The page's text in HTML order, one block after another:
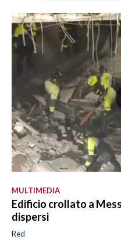
MULTIMEDIA
Edificio crollato a
dispersi
Red